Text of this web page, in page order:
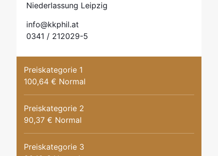
Niederlassung Leipzig
info@kkphil.at
0341 / 212029-5
Preiskategorie 1
100,64 € Normal
Preiskategorie 2
90,37 € Normal
Preiskategorie 3